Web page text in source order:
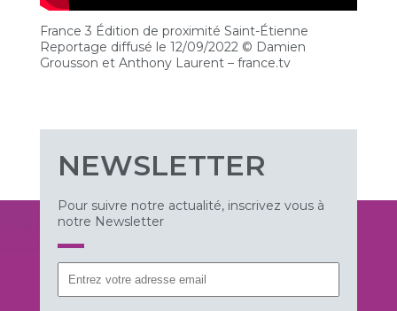
France 3 Édition de proximité Saint-Étienne
Reportage diffusé le 12/09/2022 © Damien
Grousson et Anthony Laurent – france.tv
NEWSLETTER
Pour suivre notre actualité, inscrivez vous à
notre Newsletter